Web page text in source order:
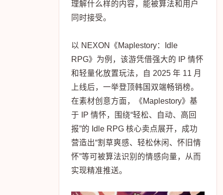
理解什么样的内容，能被算法和用户
同时接受。
以 NEXON《Maplestory：Idle
RPG》为例，该游凭借强大的 IP 情怀
和轻量化放置玩法，自 2025 年 11 月
上线后，一举登顶韩国双端畅销榜。
在素材创意方面，《Maplestory》基
于 IP 情怀，围绕“轻松、自动、高回
报”的 Idle RPG 核心卖点展开，成功
营造出“割草爽感、轻松休闲、怀旧情
怀”等可被算法识别的情感向量，从而
实现精准推送。